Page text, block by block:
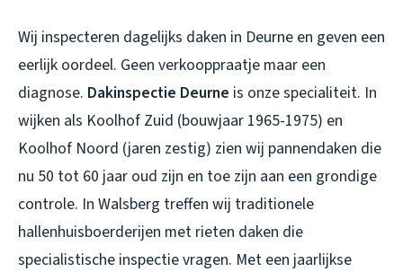
Wij inspecteren dagelijks daken in Deurne en geven een
eerlijk oordeel. Geen verkooppraatje maar een
diagnose. Dakinspectie Deurne is onze specialiteit. In
wijken als Koolhof Zuid (bouwjaar 1965-1975) en
Koolhof Noord (jaren zestig) zien wij pannendaken die
nu 50 tot 60 jaar oud zijn en toe zijn aan een grondige
controle. In Walsberg treffen wij traditionele
hallenhuisboerderijen met rieten daken die
specialistische inspectie vragen. Met een jaarlijkse